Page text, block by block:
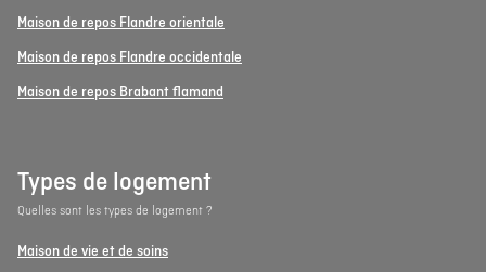
Maison de repos Flandre orientale
Maison de repos Flandre occidentale
Maison de repos Brabant flamand
Types de logement
Quelles sont les types de logement ?
Maison de vie et de soins